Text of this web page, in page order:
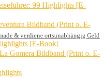
& verdiene ortsunabhängig Geld
99 Highlights [E-
Bildband (Print o. E-
[E-Book]
Gomera Bildband (Print o. E-